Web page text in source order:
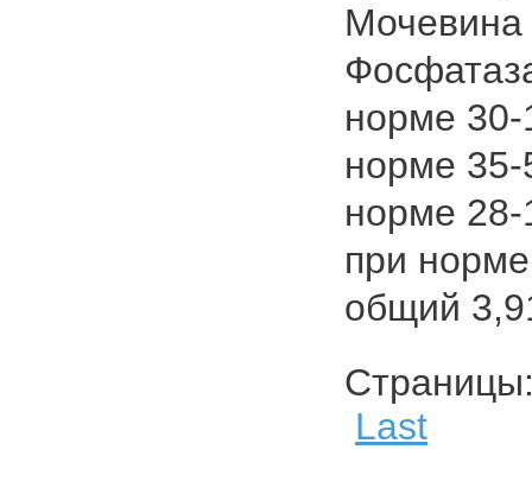
Мочевина
норме
норме
норме
при
общий
Last